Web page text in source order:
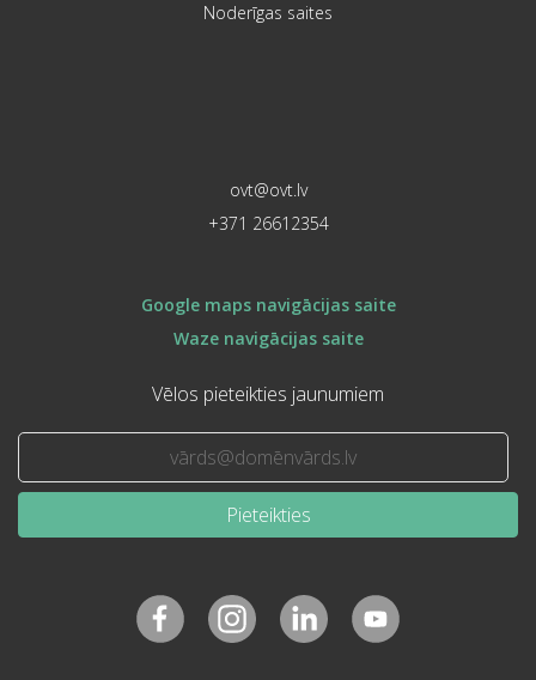
Noderīgas saites
ovt@ovt.lv
+371 26612354
Google maps navigācijas saite
Waze navigācijas saite
Vēlos pieteikties jaunumiem
Pieteikties